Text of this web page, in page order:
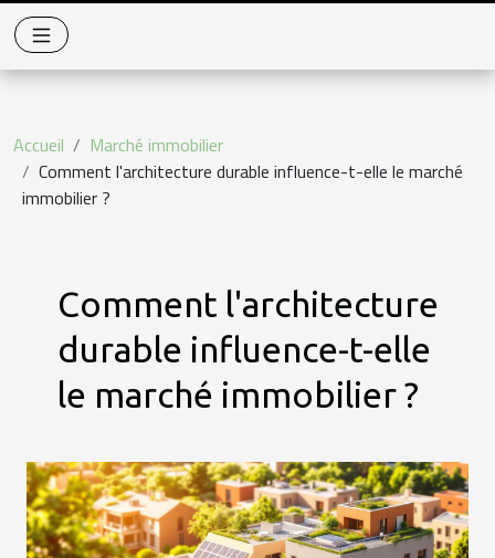
Accueil
Marché immobilier
Comment l'architecture durable influence-t-elle le marché
immobilier ?
Comment l'architecture
durable influence-t-elle
le marché immobilier ?